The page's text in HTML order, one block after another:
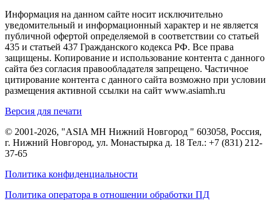
Информация на данном сайте носит исключительно
уведомительный и информационный характер и не является
публичной офертой определяемой в соответствии со статьей
435 и статьей 437 Гражданского кодекса РФ. Все права
защищены. Копирование и использование контента с данного
сайта без согласия правообладателя запрещено. Частичное
цитирование контента с данного сайта возможно при условии
размещения активной ссылки на сайт www.asiamh.ru
Версия для печати
© 2001-2026, "ASIA MH Нижний Новгород " 603058, Россия,
г. Нижний Новгород, ул. Монастырка д. 18 Тел.: +7 (831) 212-
37-65
Политика конфиденциальности
Политика оператора в отношении обработки ПД